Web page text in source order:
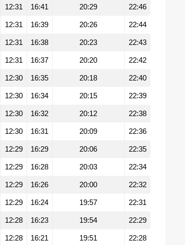
12:31 16:41 20:29 22:46
12:31 16:39 20:26 22:44
12:31 16:38 20:23 22:43
12:31 16:37 20:20 22:42
12:30 16:35 20:18 22:40
12:30 16:34 20:15 22:39
12:30 16:32 20:12 22:38
12:30 16:31 20:09 22:36
12:29 16:29 20:06 22:35
12:29 16:28 20:03 22:34
12:29 16:26 20:00 22:32
12:29 16:24 19:57 22:31
12:28 16:23 19:54 22:29
12:28 16:21 19:51 22:28